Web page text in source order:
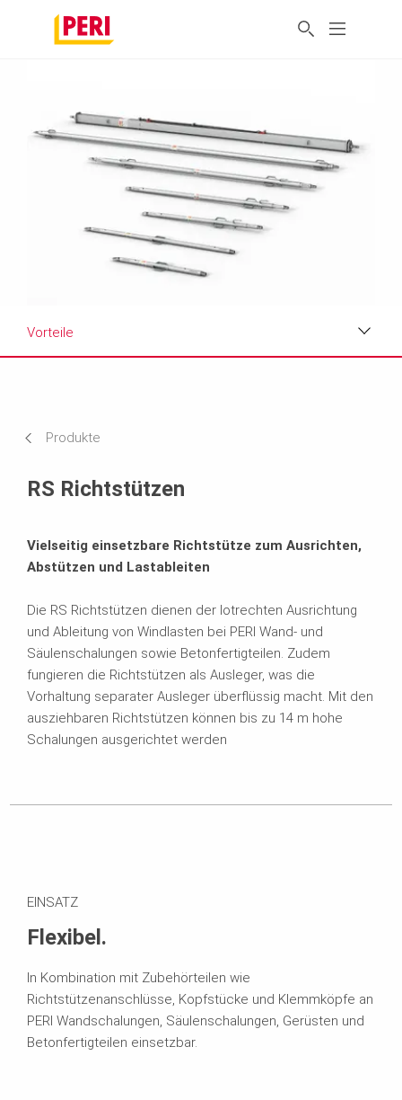
Vorteile
Broschüren
Produkte
RS Richtstützen
Vielseitig einsetzbare Richtstütze zum Ausrichten,
Abstützen und Lastableiten
Die RS Richtstützen dienen der lotrechten Ausrichtung
und Ableitung von Windlasten bei PERI Wand- und
Säulenschalungen sowie Betonfertigteilen. Zudem
fungieren die Richtstützen als Ausleger, was die
Vorhaltung separater Ausleger überflüssig macht. Mit den
ausziehbaren Richtstützen können bis zu 14 m hohe
Schalungen ausgerichtet werden
EINSATZ
Flexibel.
In Kombination mit Zubehörteilen wie
Richtstützenanschlüsse, Kopfstücke und Klemmköpfe an
PERI Wandschalungen, Säulenschalungen, Gerüsten und
Betonfertigteilen einsetzbar.